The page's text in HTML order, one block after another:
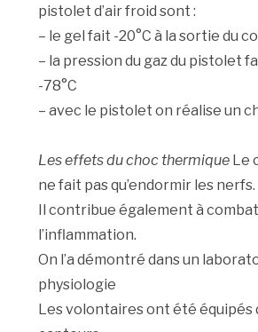
pistolet d’air froid sont :
– le gel fait -20°C à la sortie du
– la pression du gaz du pistolet
-78°C
– avec le pistolet on réalise un
Les effets du choc thermique Le
ne fait pas qu’endormir les nerfs.
Il contribue également à
l’inflammation.
On l’a démontré dans un
physiologie
Les volontaires ont été équipés